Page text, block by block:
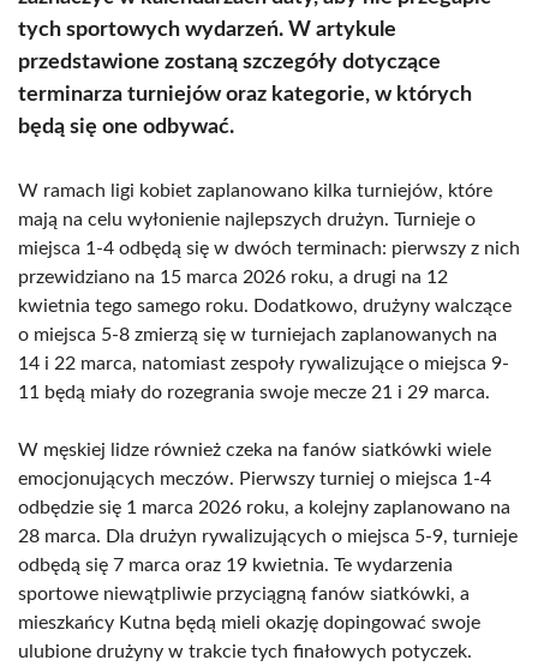
tych sportowych wydarzeń. W artykule
przedstawione zostaną szczegóły dotyczące
terminarza turniejów oraz kategorie, w których
będą się one odbywać.
W ramach ligi kobiet zaplanowano kilka turniejów, które
mają na celu wyłonienie najlepszych drużyn. Turnieje o
miejsca 1-4 odbędą się w dwóch terminach: pierwszy z nich
przewidziano na 15 marca 2026 roku, a drugi na 12
kwietnia tego samego roku. Dodatkowo, drużyny walczące
o miejsca 5-8 zmierzą się w turniejach zaplanowanych na
14 i 22 marca, natomiast zespoły rywalizujące o miejsca 9-
11 będą miały do rozegrania swoje mecze 21 i 29 marca.
W męskiej lidze również czeka na fanów siatkówki wiele
emocjonujących meczów. Pierwszy turniej o miejsca 1-4
odbędzie się 1 marca 2026 roku, a kolejny zaplanowano na
28 marca. Dla drużyn rywalizujących o miejsca 5-9, turnieje
odbędą się 7 marca oraz 19 kwietnia. Te wydarzenia
sportowe niewątpliwie przyciągną fanów siatkówki, a
mieszkańcy Kutna będą mieli okazję dopingować swoje
ulubione drużyny w trakcie tych finałowych potyczek.